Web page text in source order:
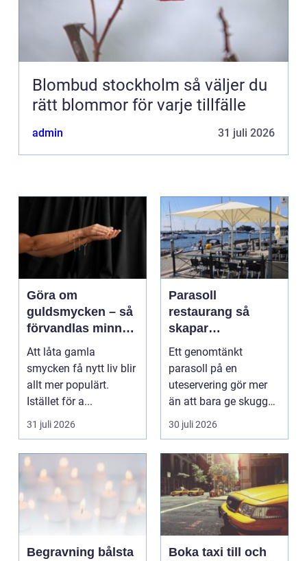
Blombud stockholm så väljer du
rätt blommor för varje tillfälle
admin 31 juli 2026
Göra om
guldsmycken – så
förvandlas minnen
till nya favoriter
Att låta gamla
smycken få nytt liv blir
allt mer populärt.
Istället för a...
31 juli 2026
Parasoll
restaurang så
skapar
uteserveringen rätt
känsla året runt
Ett genomtänkt
parasoll på en
uteservering gör mer
än att bara ge skugga.
Det påverkar hur länge
gäs...
30 juli 2026
Begravning bålsta
Boka taxi till och